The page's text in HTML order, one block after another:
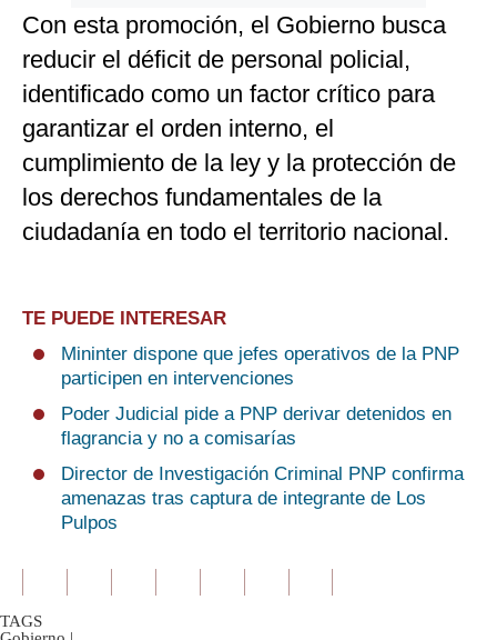
Con esta promoción, el Gobierno busca
reducir el déficit de personal policial,
identificado como un factor crítico para
garantizar el orden interno, el
cumplimiento de la ley y la protección de
los derechos fundamentales de la
ciudadanía en todo el territorio nacional.
TE PUEDE INTERESAR
Mininter dispone que jefes operativos de la PNP
participen en intervenciones
Poder Judicial pide a PNP derivar detenidos en
flagrancia y no a comisarías
Director de Investigación Criminal PNP confirma
amenazas tras captura de integrante de Los
Pulpos
TAGS